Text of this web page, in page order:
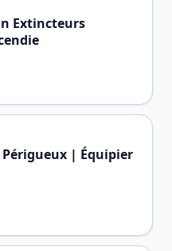
Extincteurs
| Équipier